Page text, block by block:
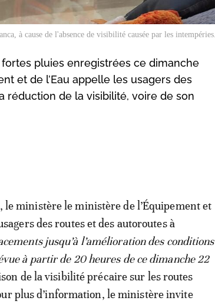
à cause de l'absence de visibilité causée par les intempéries.
pluies enregistrées ce dimanche
et de l’Eau appelle les usagers des
réduction de la visibilité, voire de son
le ministère le ministère de l’Équipement et
des routes et des autoroutes à
jusqu’à l’amélioration des conditions
à partir de 20 heures de ce dimanche 22
de la visibilité précaire sur les routes
plus d’information, le ministère invite